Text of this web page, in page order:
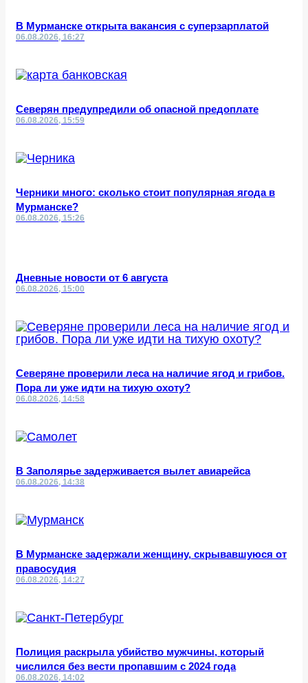
В Мурманске открыта вакансия с суперзарплатой
06.08.2026, 16:27
Северян предупредили об опасной предоплате
06.08.2026, 15:59
Черники много: сколько стоит популярная ягода в
Мурманске?
06.08.2026, 15:26
Дневные новости от 6 августа
06.08.2026, 15:00
Северяне проверили леса на наличие ягод и грибов.
Пора ли уже идти на тихую охоту?
06.08.2026, 14:58
В Заполярье задерживается вылет авиарейса
06.08.2026, 14:38
В Мурманске задержали женщину, скрывавшуюся от
правосудия
06.08.2026, 14:27
Полиция раскрыла убийство мужчины, который
числился без вести пропавшим с 2024 года
06.08.2026, 14:02